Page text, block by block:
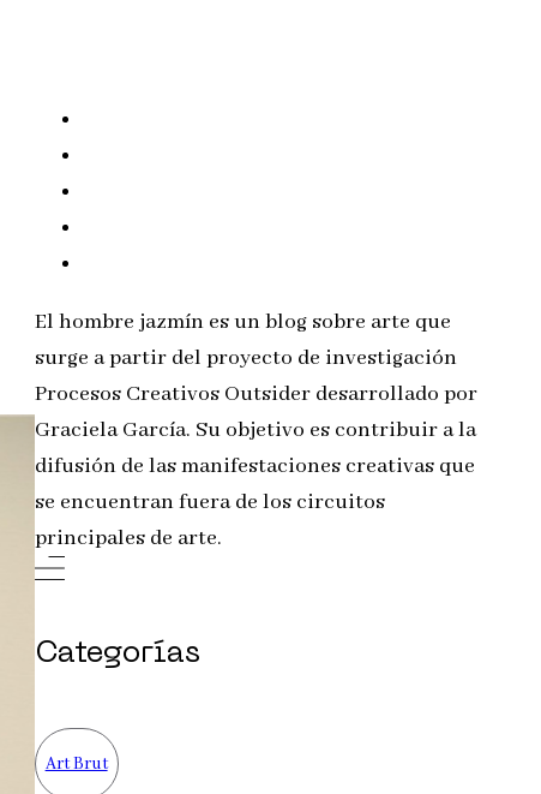
El hombre jazmín es un blog sobre arte que
surge a partir del proyecto de investigación
Procesos Creativos Outsider desarrollado por
Graciela García. Su objetivo es contribuir a la
difusión de las manifestaciones creativas que
se encuentran fuera de los circuitos
principales de arte.
Categorías
Art Brut